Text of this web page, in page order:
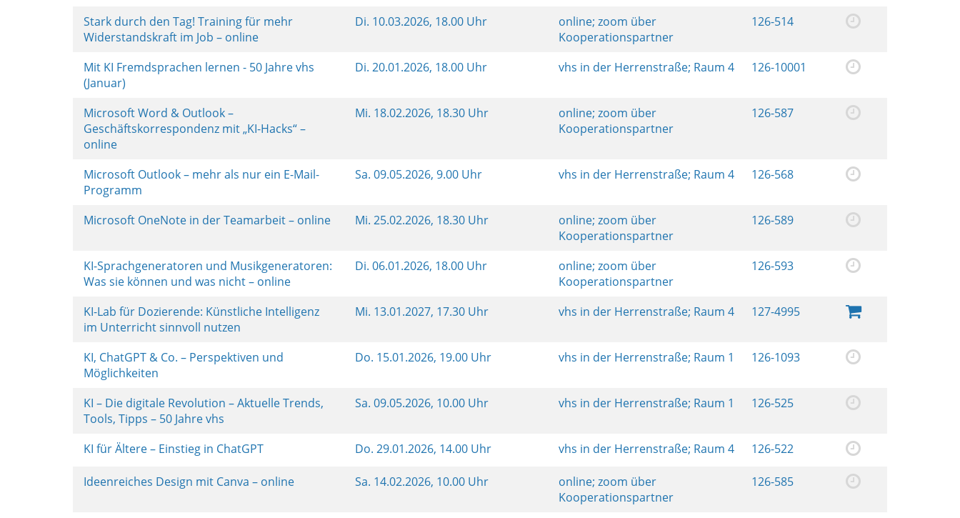
Stark durch den Tag! Training für mehr
Widerstandskraft im Job – online
Di. 10.03.2026, 18.00 Uhr
online; zoom über
Kooperationspartner
126-514
Mit KI Fremdsprachen lernen - 50 Jahre vhs
(Januar)
Di. 20.01.2026, 18.00 Uhr vhs in der Herrenstraße; Raum 4 126-10001
Microsoft Word & Outlook –
Geschäftskorrespondenz mit „KI-Hacks“ –
online
Mi. 18.02.2026, 18.30 Uhr
online; zoom über
Kooperationspartner
126-587
Microsoft Outlook – mehr als nur ein E-Mail-
Programm
Sa. 09.05.2026, 9.00 Uhr vhs in der Herrenstraße; Raum 4 126-568
Microsoft OneNote in der Teamarbeit – online Mi. 25.02.2026, 18.30 Uhr
online; zoom über
Kooperationspartner
126-589
KI-Sprachgeneratoren und Musikgeneratoren:
Was sie können und was nicht – online
Di. 06.01.2026, 18.00 Uhr
online; zoom über
Kooperationspartner
126-593
KI-Lab für Dozierende: Künstliche Intelligenz
im Unterricht sinnvoll nutzen
Mi. 13.01.2027, 17.30 Uhr vhs in der Herrenstraße; Raum 4 127-4995
KI, ChatGPT & Co. – Perspektiven und
Möglichkeiten
Do. 15.01.2026, 19.00 Uhr vhs in der Herrenstraße; Raum 1 126-1093
KI – Die digitale Revolution – Aktuelle Trends,
Tools, Tipps – 50 Jahre vhs
Sa. 09.05.2026, 10.00 Uhr vhs in der Herrenstraße; Raum 1 126-525
KI für Ältere – Einstieg in ChatGPT Do. 29.01.2026, 14.00 Uhr vhs in der Herrenstraße; Raum 4 126-522
Ideenreiches Design mit Canva – online Sa. 14.02.2026, 10.00 Uhr
online; zoom über
Kooperationspartner
126-585